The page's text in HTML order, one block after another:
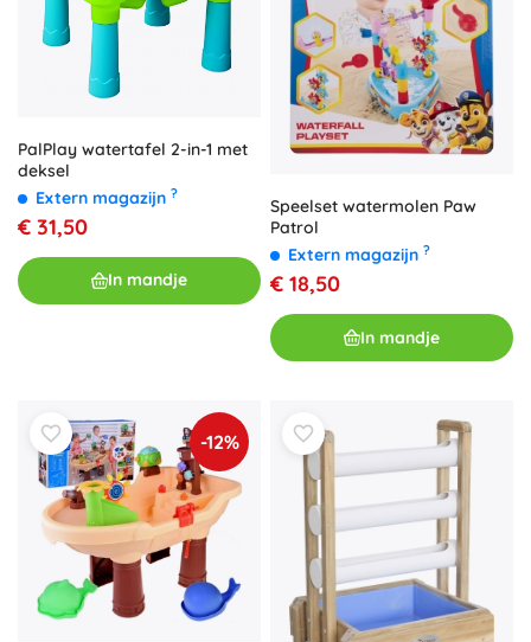
PalPlay watertafel 2-in-1 met
deksel
Extern magazijn ?
€ 31,50
In mandje
Speelset watermolen Paw
Patrol
Extern magazijn ?
€ 18,50
In mandje
-12%